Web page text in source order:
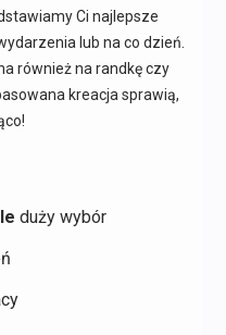
Ci najlepsze
lub na co dzień.
również na randkę czy
kreacja sprawią,
duży wybór